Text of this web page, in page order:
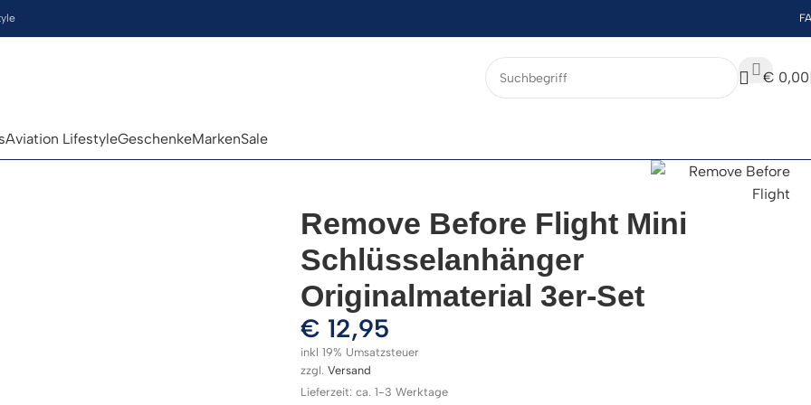
€ 0,00
Aviation LifestyleGeschenkeMarkenSale
Remove Before Flight Mini
Schlüsselanhänger
Originalmaterial 3er-Set
€ 12,95
inkl 19% Umsatzsteuer
zzgl. Versand
Lieferzeit: ca. 1-3 Werktage